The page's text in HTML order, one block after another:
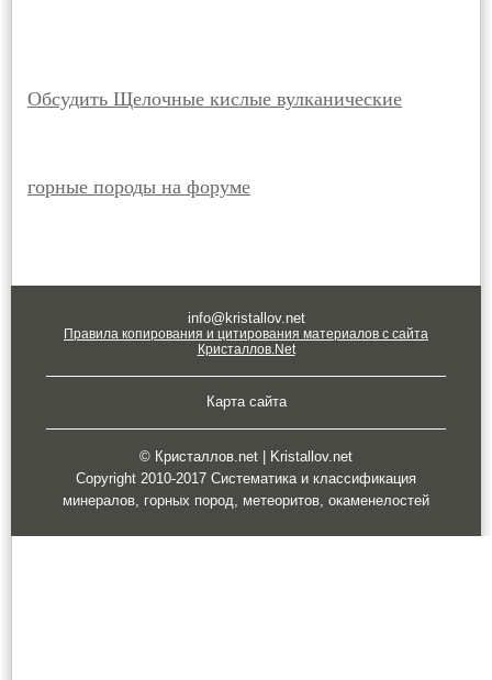
Обсудить Щелочные кислые вулканические
горные породы на форуме
info@kristallov.net
Правила копирования и цитирования материалов с сайта
Кристаллов.Net
Карта сайта
© Кристаллов.net | Kristallov.net
Copyright 2010-2017 Систематика и классификация
минералов, горных пород, метеоритов, окаменелостей